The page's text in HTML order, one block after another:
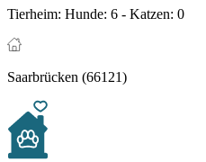
Tierheim: Hunde: 6 - Katzen: 0
Saarbrücken (66121)